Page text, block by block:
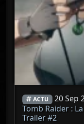
ACTU 20 Sep
Tomb Raider :
Trailer #2